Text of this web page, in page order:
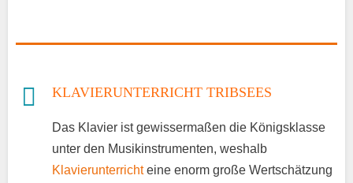
KLAVIERUNTERRICHT TRIBSEES
Das Klavier ist gewissermaßen die Königsklasse
unter den Musikinstrumenten, weshalb
Klavierunterrichteine enorm große Wertschätzung